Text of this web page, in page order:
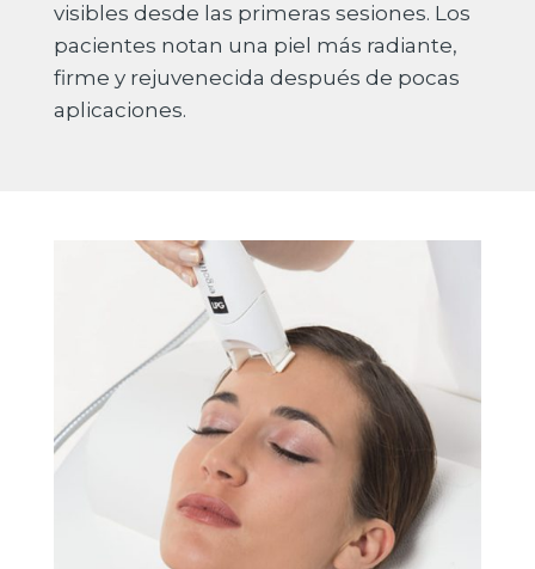
visibles desde las primeras sesiones. Los
pacientes notan una piel más radiante,
firme y rejuvenecida después de pocas
aplicaciones.